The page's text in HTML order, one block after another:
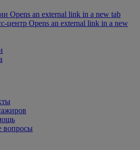
Opens an external link in a new tab
центр Opens an external link in a new
вопросы